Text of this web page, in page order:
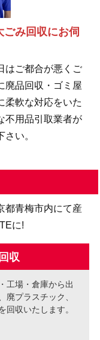
み回収にお伺
はご都合が悪くご
廃品回収・ゴミ屋
柔軟な対応をいた
不用品引取業者が
い。
都青梅市内にて産
に!
収
工場・倉庫から出
廃プラスチック、
回収いたします。